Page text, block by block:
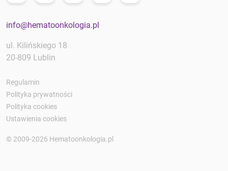
info@hematoonkologia.pl
ul. Kilińskiego 18
20-809 Lublin
Regulamin
Polityka prywatności
Polityka cookies
Ustawienia cookies
© 2009-2026 Hematoonkologia.pl